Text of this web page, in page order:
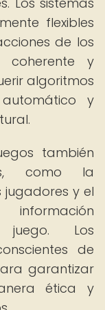
flexibles
de los
coherente y
algoritmos
y
también
como la
y el
Los
de
garantizar
ética y